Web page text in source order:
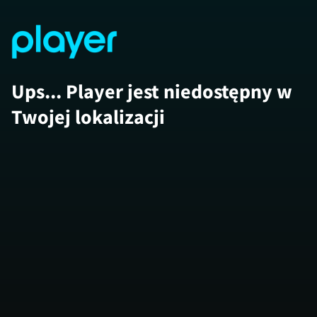
Ups... Player jest niedostępny w
Twojej lokalizacji